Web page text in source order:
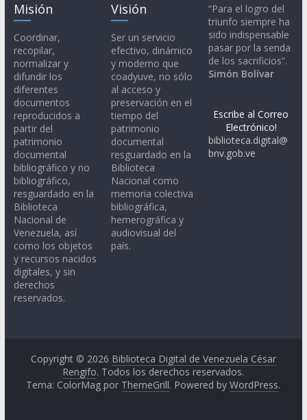
Misión
Coordinar,
recopilar,
normalizar y
difundir los
diferentes
documentos
reproducidos a
partir del
patrimonio
documental
bibliográfico y no
bibliográfico,
resguardado en la
Biblioteca
Nacional de
Venezuela, así
como los objetos
y recursos nacidos
digitales, y sin
derechos
reservados.
Visión
Ser un servicio
efectivo, dinámico
y moderno que
coadyuve, no sólo
al acceso y
preservación en el
tiempo del
patrimonio
documental
resguardado en la
Biblioteca
Nacional como
memoria colectiva
bibliográfica,
hemerográfica y
audiovisual del
país.
“Para el logro del
triunfo siempre ha
sido indispensable
pasar por la senda
de los sacrificios”.
Simón Bolívar
Escribe al Correo
Electrónico!
biblioteca.digital@
bnv.gob.ve
Copyright © 2026 Biblioteca Digital de Venezuela César
Rengifo. Todos los derechos reservados.
Tema: ColorMag por ThemeGrill. Powered byWordPress.